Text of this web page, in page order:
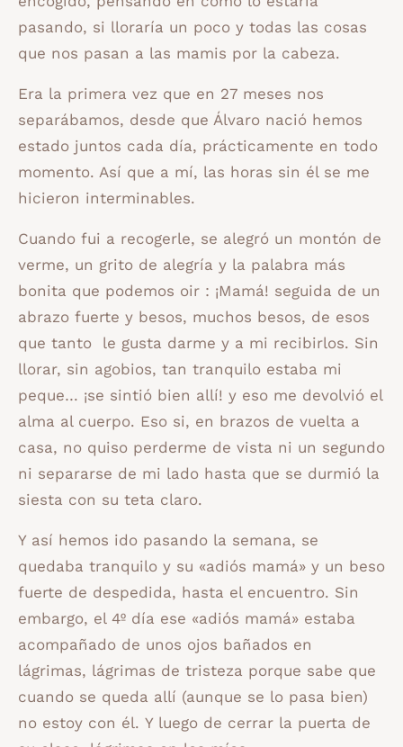
pasando, si lloraría un poco y todas las cosas
que nos pasan a las mamis por la cabeza.
Era la primera vez que en 27 meses nos
separábamos, desde que Álvaro nació hemos
estado juntos cada día, prácticamente en todo
momento. Así que a mí, las horas sin él se me
hicieron interminables.
Cuando fui a recogerle, se alegró un montón de
verme, un grito de alegría y la palabra más
bonita que podemos oir : ¡Mamá! seguida de un
abrazo fuerte y besos, muchos besos, de esos
que tanto le gusta darme y a mi recibirlos. Sin
llorar, sin agobios, tan tranquilo estaba mi
peque… ¡se sintió bien allí! y eso me devolvió el
alma al cuerpo. Eso si, en brazos de vuelta a
casa, no quiso perderme de vista ni un segundo
ni separarse de mi lado hasta que se durmió la
siesta con su teta claro.
Y así hemos ido pasando la semana, se
quedaba tranquilo y su «adiós mamá» y un beso
fuerte de despedida, hasta el encuentro. Sin
embargo, el 4º día ese «adiós mamá» estaba
acompañado de unos ojos bañados en
lágrimas, lágrimas de tristeza porque sabe que
cuando se queda allí (aunque se lo pasa bien)
no estoy con él. Y luego de cerrar la puerta de